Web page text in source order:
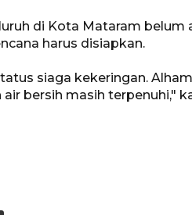
di Kota Mataram belum
harus disiapkan.
siaga kekeringan.
bersih masih terpenuhi,"